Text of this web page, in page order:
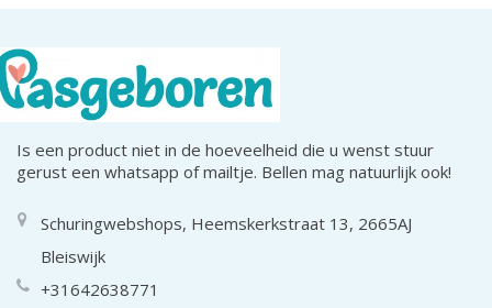
Is een product niet in de hoeveelheid die u wenst stuur
gerust een whatsapp of mailtje. Bellen mag natuurlijk ook!
Schuringwebshops, Heemskerkstraat 13, 2665AJ
Bleiswijk
+31642638771